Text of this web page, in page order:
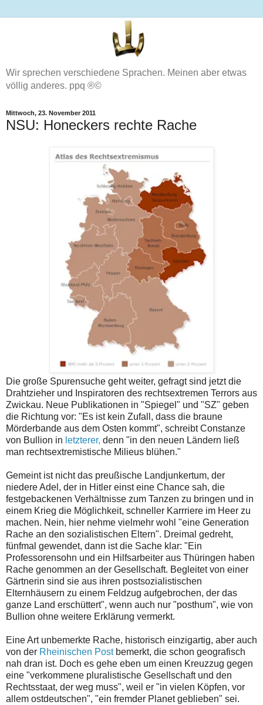
Wir sprechen verschiedene Sprachen. Meinen aber etwas
völlig anderes. ppq ®©
Mittwoch, 23. November 2011
NSU: Honeckers rechte Rache
Die große Spurensuche geht weiter, gefragt sind jetzt die
Drahtzieher und Inspiratoren des rechtsextremen Terrors aus
Zwickau. Neue Publikationen in "Spiegel" und "SZ" geben
die Richtung vor: "Es ist kein Zufall, dass die braune
Mörderbande aus dem Osten kommt", schreibt Constanze
von Bullion in letzterer, denn "in den neuen Ländern ließ
man rechtsextremistische Milieus blühen."
Gemeint ist nicht das preußische Landjunkertum, der
niedere Adel, der in Hitler einst eine Chance sah, die
festgebackenen Verhältnisse zum Tanzen zu bringen und in
einem Krieg die Möglichkeit, schneller Karrriere im Heer zu
machen. Nein, hier nehme vielmehr wohl "eine Generation
Rache an den sozialistischen Eltern". Dreimal gedreht,
fünfmal gewendet, dann ist die Sache klar: "Ein
Professorensohn und ein Hilfsarbeiter aus Thüringen haben
Rache genommen an der Gesellschaft. Begleitet von einer
Gärtnerin sind sie aus ihren postsozialistischen
Elternhäusern zu einem Feldzug aufgebrochen, der das
ganze Land erschüttert", wenn auch nur "posthum", wie von
Bullion ohne weitere Erklärung vermerkt.
Eine Art unbemerkte Rache, historisch einzigartig, aber auch
von der Rheinischen Postbemerkt, die schon geografisch
nah dran ist. Doch es gehe eben um einen Kreuzzug gegen
eine "verkommene pluralistische Gesellschaft und den
Rechtsstaat, der weg muss", weil er "in vielen Köpfen, vor
allem ostdeutschen", "ein fremder Planet geblieben" sei.